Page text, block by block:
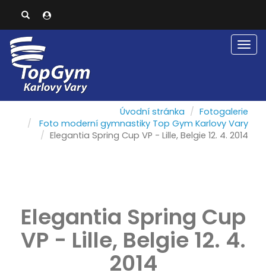
Úvodní stránka
Fotogalerie
Foto moderní gymnastiky Top Gym Karlovy Vary
Elegantia Spring Cup VP - Lille, Belgie 12. 4. 2014
Elegantia Spring Cup
VP - Lille, Belgie 12. 4.
2014